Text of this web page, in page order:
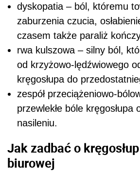
dyskopatia – ból, któremu
zaburzenia czucia,
czasem także paraliż
rwa kulszowa – silny ból,
od krzyżowo-lędźwiowego
kręgosłupa do
zespół przeciążeniowo-
przewlekłe bóle kręgosłupa
nasileniu.
Jak zadbać o
biurowej